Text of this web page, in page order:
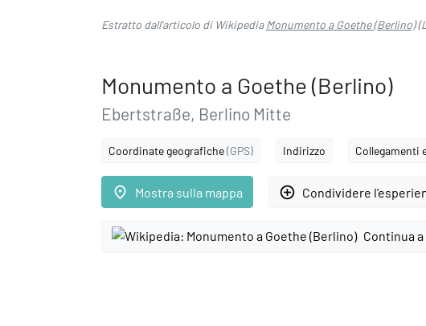
Estratto dall'articolo di WikipediaMonumento a Goethe (Berlino)
Monumento a Goethe (Berlino)
Ebertstraße, Berlino Mitte
Coordinate geografiche(GPS) Indirizzo Collegamenti
place Mostra sulla mappa add_circle_outline Condividere
Continua